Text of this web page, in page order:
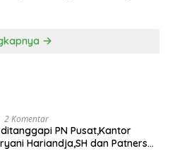
2 Komentar
PN Pusat,Kantor
Hariandja,SH dan Patners